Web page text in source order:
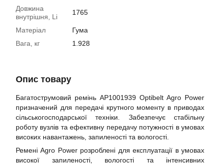
Довжина
внутрішня, Li
1765
Матеріал
Гума
Вага, кг
1.928
Опис товару
Багатострумовий ремінь АР1001939 Optibelt Agro Power
призначений для передачі крутного моменту в приводах
сільськогосподарської техніки. Забезпечує стабільну
роботу вузлів та ефективну передачу потужності в умовах
високих навантажень, запиленості та вологості.
Ремені Agro Power розроблені для експлуатації в умовах
високої запиленості, вологості та інтенсивних